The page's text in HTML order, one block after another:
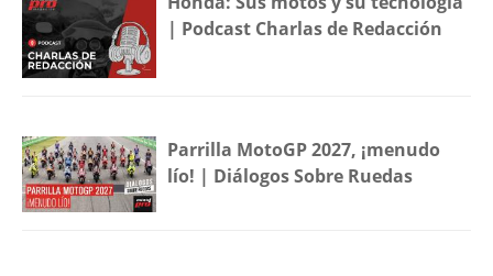
| Podcast Charlas de Redacción
Parrilla MotoGP 2027, ¡menudo
lío! | Diálogos Sobre Ruedas